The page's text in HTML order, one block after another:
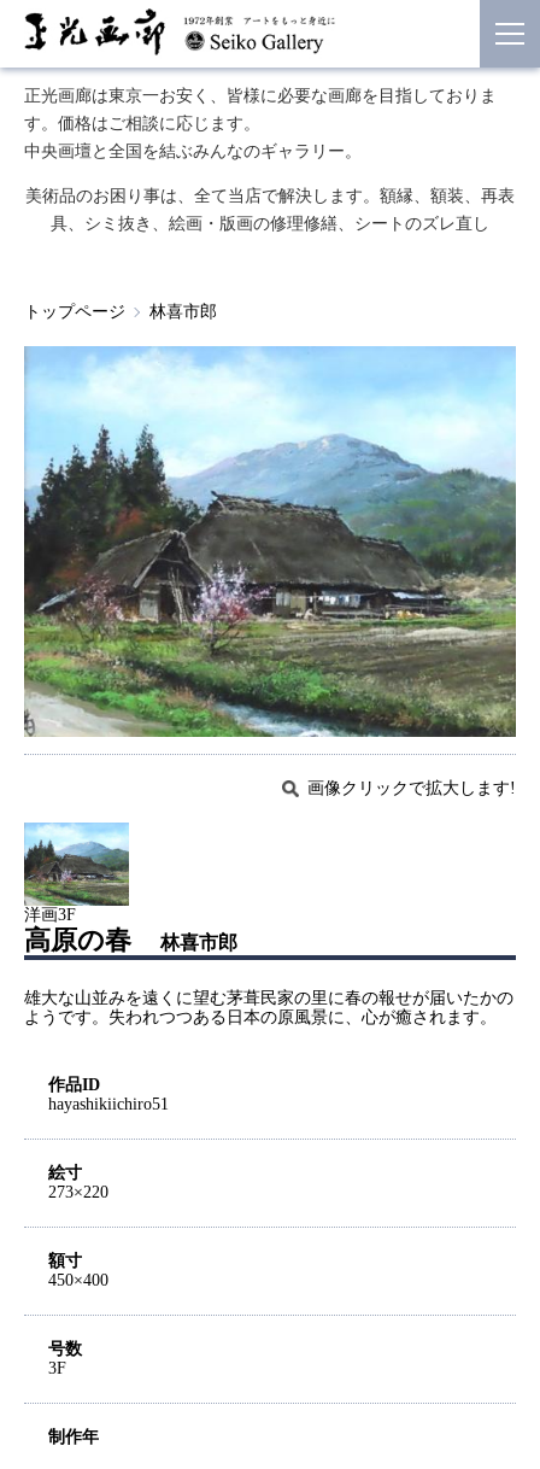
正光画廊は東京一お安く、皆様に必要な画廊を目指しておりま
す。価格はご相談に応じます。
中央画壇と全国を結ぶみんなのギャラリー。
美術品のお困り事は、全て当店で解決します。額縁、額装、再表
具、シミ抜き、絵画・版画の修理修繕、シートのズレ直し
トップページ 林喜市郎
画像クリックで拡大します!
洋画3F
高原の春 林喜市郎
雄大な山並みを遠くに望む茅葺民家の里に春の報せが届いたかの
ようです。失われつつある日本の原風景に、心が癒されます。
作品ID
hayashikiichiro51
絵寸
273×220
額寸
450×400
号数
3F
制作年